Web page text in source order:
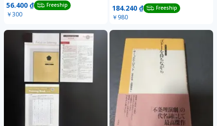
56.400 ₫ Freeship
￥300
184.240 ₫ Freeship
￥980